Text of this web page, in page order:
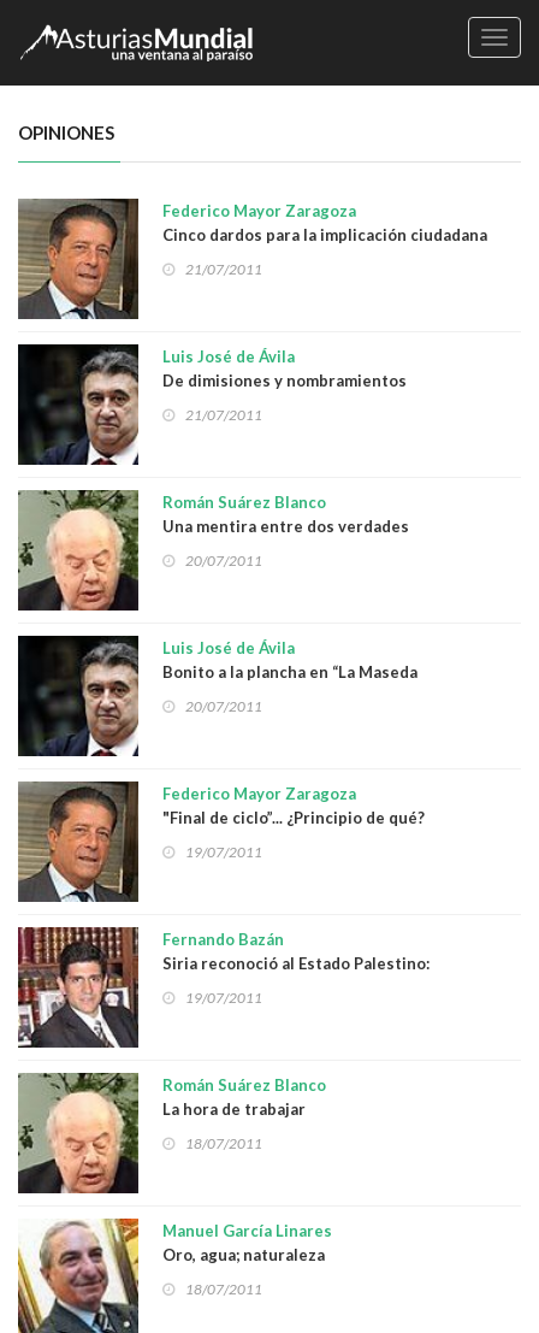
OPINIONES
Federico Mayor Zaragoza
Cinco dardos para la implicación ciudadana
21/07/2011
Luis José de Ávila
De dimisiones y nombramientos
21/07/2011
Román Suárez Blanco
Una mentira entre dos verdades
20/07/2011
Luis José de Ávila
Bonito a la plancha en “La Maseda
20/07/2011
Federico Mayor Zaragoza
"Final de ciclo”... ¿Principio de qué?
19/07/2011
Fernando Bazán
Siria reconoció al Estado Palestino:
¿Panarabismo o distracción?
19/07/2011
Román Suárez Blanco
La hora de trabajar
18/07/2011
Manuel García Linares
Oro, agua; naturaleza
18/07/2011